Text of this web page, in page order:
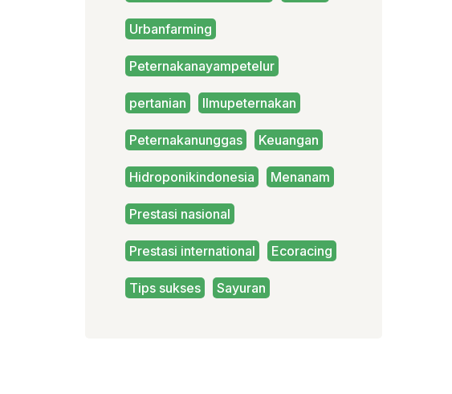
Urbanfarming
Peternakanayampetelur
pertanian Ilmupeternakan
Peternakanunggas Keuangan
Hidroponikindonesia Menanam
Prestasi nasional
Prestasi international Ecoracing
Tips sukses Sayuran